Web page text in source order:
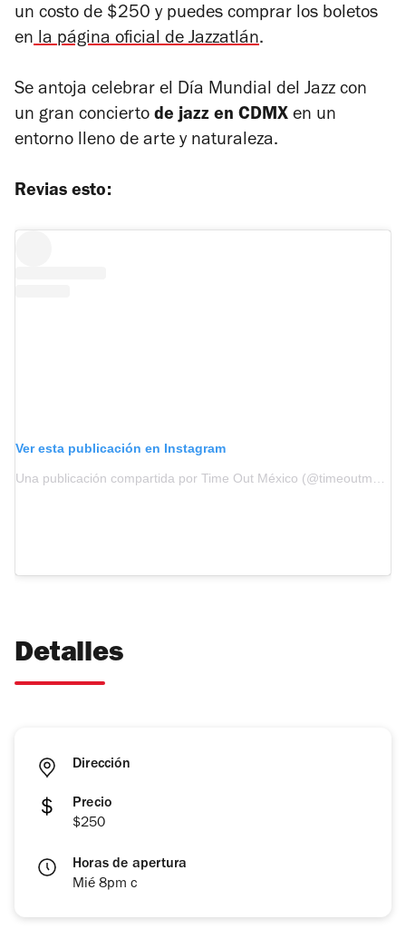
un costo de $250 y puedes comprar los boletos
enla página oficial de Jazzatlán.
Se antoja celebrar el Día Mundial del Jazz con
un gran concierto de jazz en CDMX en un
entorno lleno de arte y naturaleza.
Revias esto:
Ver esta publicación en Instagram
Una publicación compartida por Time Out México (@timeoutmexico)
Detalles
Dirección
Precio
$250
Horas de apertura
Mié 8pm c